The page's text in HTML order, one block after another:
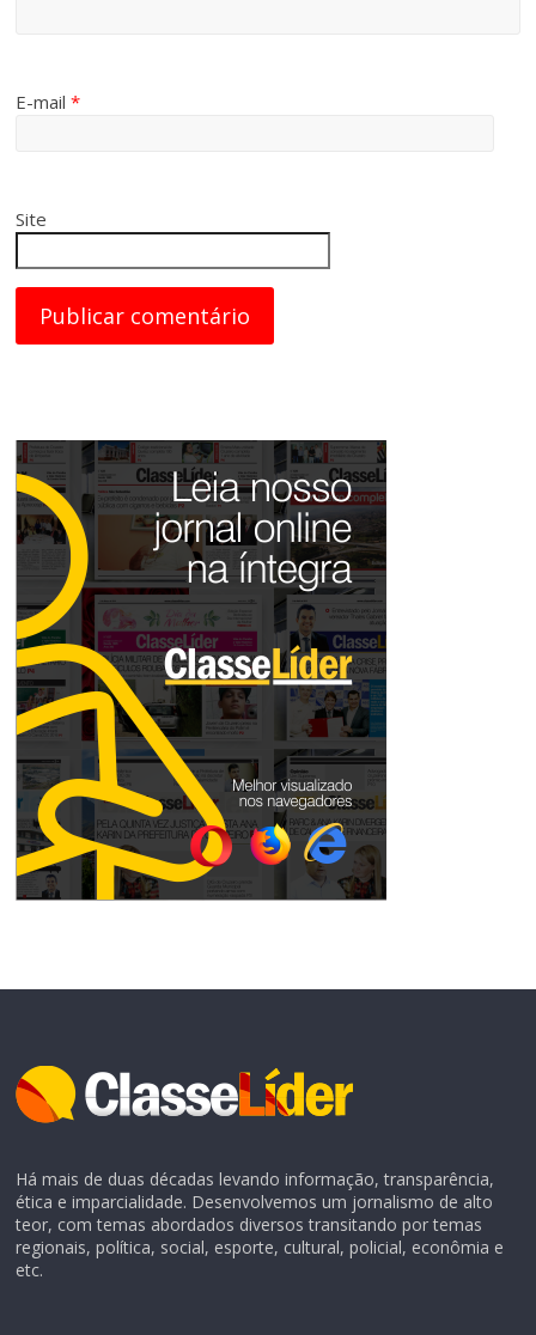
E-mail*
Site
Há mais de duas décadas levando informação, transparência,
ética e imparcialidade. Desenvolvemos um jornalismo de alto
teor, com temas abordados diversos transitando por temas
regionais, política, social, esporte, cultural, policial, econômia e
etc.